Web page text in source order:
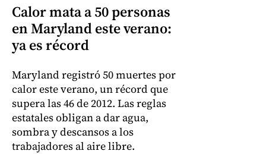
Calor mata a 50 personas
en Maryland este verano:
ya es récord
Maryland registró 50 muertes por
calor este verano, un récord que
supera las 46 de 2012. Las reglas
estatales obligan a dar agua,
sombra y descansos a los
trabajadores al aire libre.